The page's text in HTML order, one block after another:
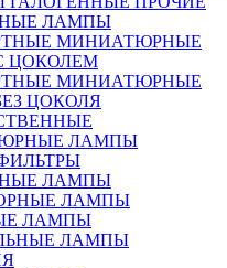
ЛАМПЫ
МИНИАТЮРНЫЕ
ЦОКОЛЕМ
МИНИАТЮРНЫЕ
ЦОКОЛЯ
ЛАМПЫ
ЛАМПЫ
ЛАМПЫ
ЛАМПЫ
ЛАМПЫ